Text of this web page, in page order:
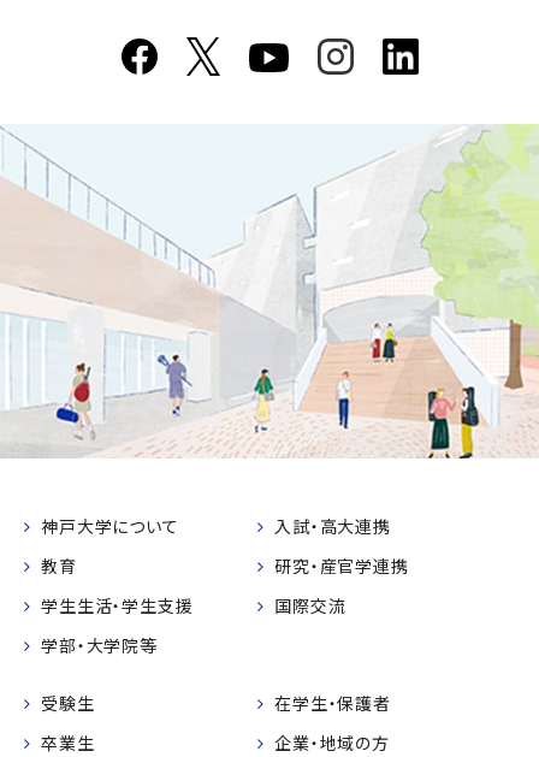
神戸大学について
入試・高大連携
教育
研究・産官学連携
学生生活・学生支援
国際交流
学部・大学院等
受験生
在学生・保護者
卒業生
企業・地域の方